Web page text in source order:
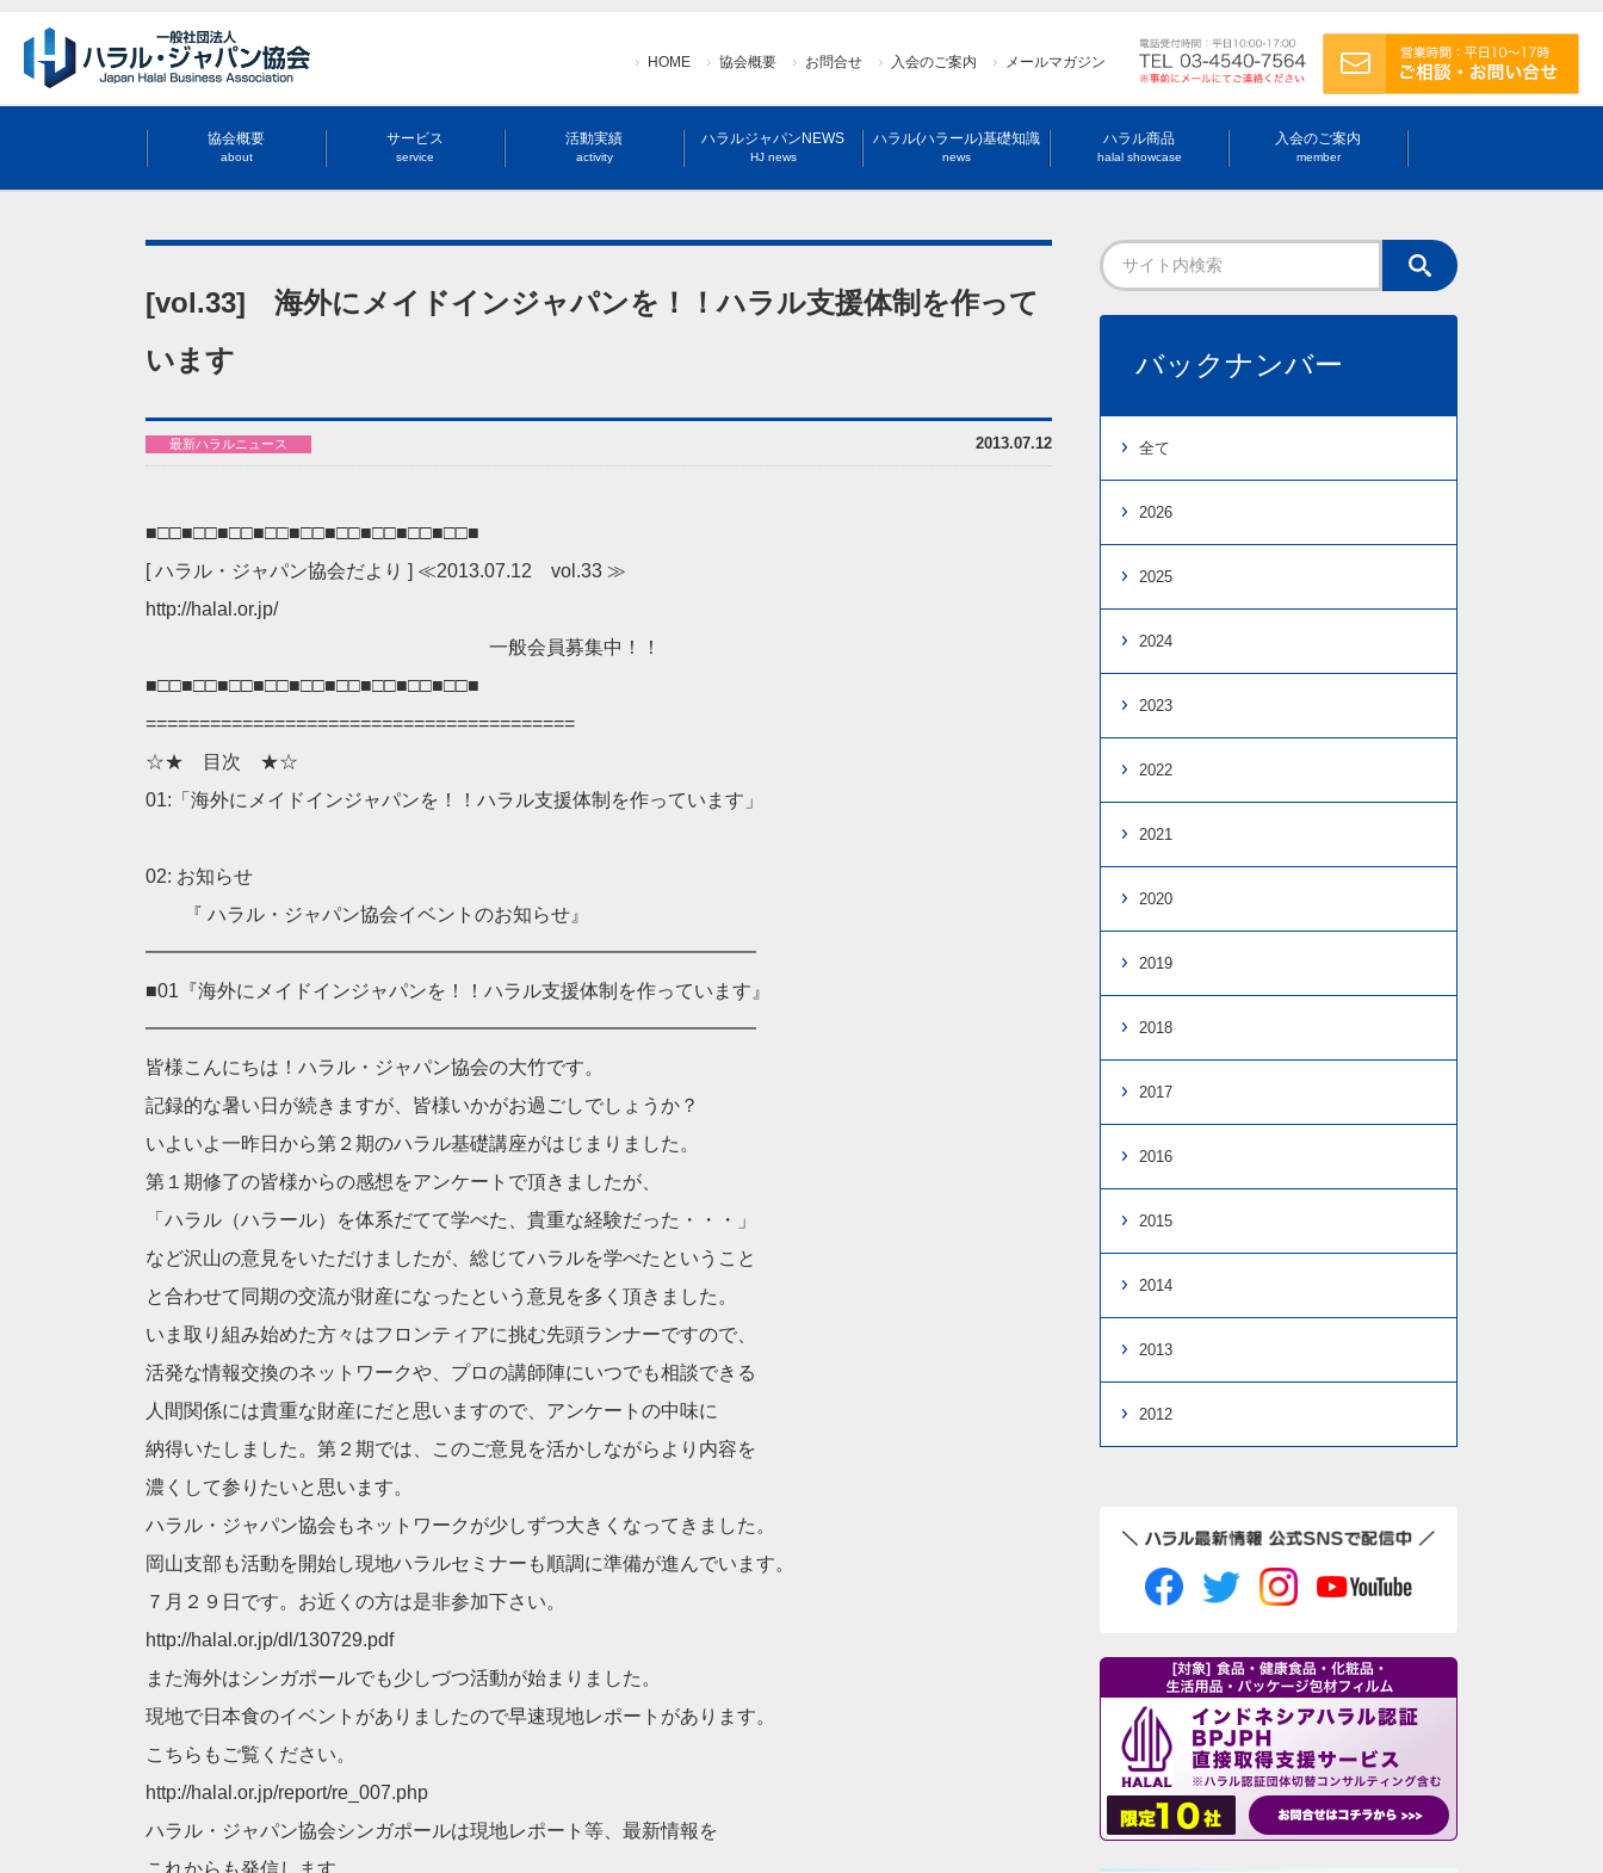
HOME 協会概要 お問合せ 入会のご案内 メールマガジン
協会概要
about
サービス
service
活動実績
activity
ハラルジャパンNEWS
HJ news
ハラル(ハラール)基礎知識
news
ハラル商品
halal showcase
入会のご案内
member
[vol.33] 海外にメイドインジャパンを！！ハラル支援体制を作って
います
2013.07.12
最新ハラルニュース
■□□■□□■□□■□□■□□■□□■□□■□□■□□■
[ ハラル・ジャパン協会だより ] ≪2013.07.12 vol.33 ≫
http://halal.or.jp/
一般会員募集中！！
■□□■□□■□□■□□■□□■□□■□□■□□■□□■
========================================
☆★ 目次 ★☆
01:「海外にメイドインジャパンを！！ハラル支援体制を作っています」
02: お知らせ
『 ハラル・ジャパン協会イベントのお知らせ』
━━━━━━━━━━━━━━━━━━━━━━━━━━━━━━━━
■01『海外にメイドインジャパンを！！ハラル支援体制を作っています』
━━━━━━━━━━━━━━━━━━━━━━━━━━━━━━━━
皆様こんにちは！ハラル・ジャパン協会の大竹です。
記録的な暑い日が続きますが、皆様いかがお過ごしでしょうか？
いよいよ一昨日から第２期のハラル基礎講座がはじまりました。
第１期修了の皆様からの感想をアンケートで頂きましたが、
「ハラル（ハラール）を体系だてて学べた、貴重な経験だった・・・」
など沢山の意見をいただけましたが、総じてハラルを学べたということ
と合わせて同期の交流が財産になったという意見を多く頂きました。
いま取り組み始めた方々はフロンティアに挑む先頭ランナーですので、
活発な情報交換のネットワークや、プロの講師陣にいつでも相談できる
人間関係には貴重な財産にだと思いますので、アンケートの中味に
納得いたしました。第２期では、このご意見を活かしながらより内容を
濃くして参りたいと思います。
ハラル・ジャパン協会もネットワークが少しずつ大きくなってきました。
岡山支部も活動を開始し現地ハラルセミナーも順調に準備が進んでいます。
７月２９日です。お近くの方は是非参加下さい。
http://halal.or.jp/dl/130729.pdf
また海外はシンガポールでも少しづつ活動が始まりました。
現地で日本食のイベントがありましたので早速現地レポートがあります。
こちらもご覧ください。
http://halal.or.jp/report/re_007.php
ハラル・ジャパン協会シンガポールは現地レポート等、最新情報を
これからも発信します。
バックナンバー
全て
2026
2025
2024
2023
2022
2021
2020
2019
2018
2017
2016
2015
2014
2013
2012